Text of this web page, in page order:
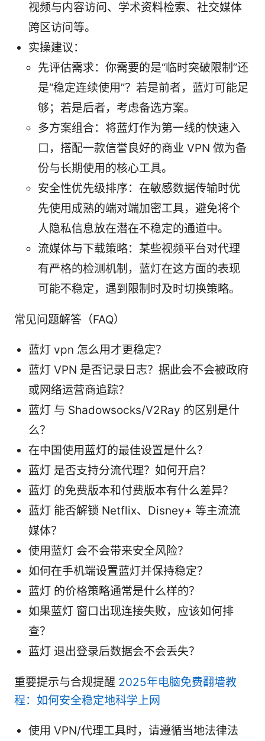
视频与内容访问、学术资料检索、社交媒体
跨区访问等。
实操建议：
先评估需求：你需要的是“临时突破限制”还
是“稳定连续使用”？若是前者，蓝灯可能足
够；若是后者，考虑备选方案。
多方案组合：将蓝灯作为第一线的快速入
口，搭配一款信誉良好的商业 VPN 做为备
份与长期使用的核心工具。
安全性优先级排序：在敏感数据传输时优
先使用成熟的端对端加密工具，避免将个
人隐私信息放在潜在不稳定的通道中。
流媒体与下载策略：某些视频平台对代理
有严格的检测机制，蓝灯在这方面的表现
可能不稳定，遇到限制时及时切换策略。
常见问题解答（FAQ）
蓝灯 vpn 怎么用才更稳定？
蓝灯 VPN 是否记录日志？据此会不会被政府
或网络运营商追踪？
蓝灯 与 Shadowsocks/V2Ray 的区别是什
么？
在中国使用蓝灯的最佳设置是什么？
蓝灯 是否支持分流代理？如何开启？
蓝灯 的免费版本和付费版本有什么差异？
蓝灯 能否解锁 Netflix、Disney+ 等主流流
媒体？
使用蓝灯 会不会带来安全风险？
如何在手机端设置蓝灯并保持稳定？
蓝灯 的价格策略通常是什么样的？
如果蓝灯 窗口出现连接失败，应该如何排
查？
蓝灯 退出登录后数据会不会丢失？
重要提示与合规提醒 2025年电脑免费翻墙教
程：如何安全稳定地科学上网
使用 VPN/代理工具时，请遵循当地法律法